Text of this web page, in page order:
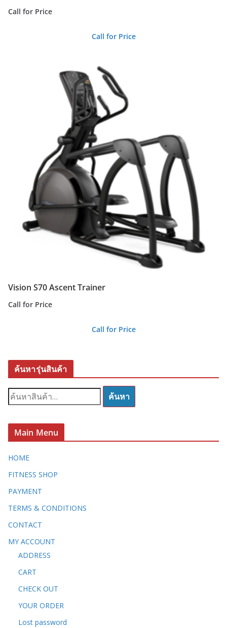
Call for Price
Call for Price
Vision S70 Ascent Trainer
Call for Price
Call for Price
ค้นหารุ่นสินค้า
ค้
น
:
ค้นหา
Main Menu
HOME
FITNESS SHOP
PAYMENT
TERMS & CONDITIONS
CONTACT
MY ACCOUNT
ADDRESS
CART
CHECK OUT
YOUR ORDER
Lost password